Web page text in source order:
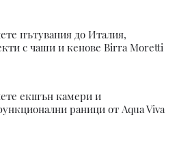
пътувания до Италия,
с чаши и кенове Birra Moretti
екшън камери и
раници от Aqua Viva